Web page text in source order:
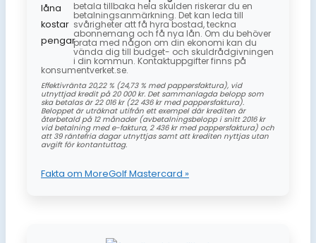
betala tillbaka hela skulden riskerar du en
betalningsanmärkning. Det kan leda till
svårigheter att få hyra bostad, teckna
abonnemang och få nya lån. Om du behöver
prata med någon om din ekonomi kan du
vända dig till budget- och skuldrådgivningen
i din kommun. Kontaktuppgifter finns på
konsumentverket.se.
Effektivränta 20,22 % (24,73 % med pappersfaktura), vid
utnyttjad kredit på 20 000 kr. Det sammanlagda belopp som
ska betalas är 22 016 kr (22 436 kr med pappersfaktura).
Beloppet är uträknat utifrån ett exempel där krediten är
återbetald på 12 månader (avbetalningsbelopp i snitt 2016 kr
vid betalning med e-faktura, 2 436 kr med pappersfaktura) och
att 39 räntefria dagar utnyttjas samt att krediten nyttjas utan
avgift för kontantuttag.
Fakta om MoreGolf Mastercard »